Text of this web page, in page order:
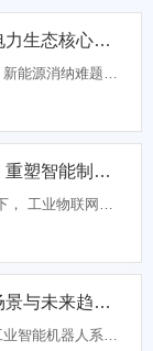
虚拟电厂系统聚合能源资源，打造新型电力生态核心引擎
能源消纳难题、
工业物联网系统：赋能工业数字化转型，重塑智能制造新生态
工业物联网系
工业智能机器人系统：技术架构、应用场景与未来趋势全面解析
智能机器人系统